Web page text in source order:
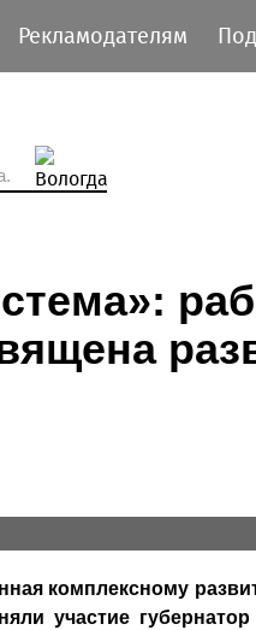
Рекламодателям
комплексному
участие